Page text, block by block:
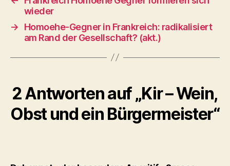
wieder
→
Homoehe-Gegner in Frankreich: radikalisiert
am Rand der Gesellschaft? (akt.)
2 Antworten auf „Kir – Wein,
Obst und ein Bürgermeister“